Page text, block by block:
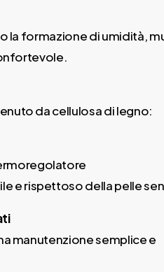
la formazione di umidità,
da cellulosa di legno:
e rispettoso della pelle
manutenzione semplice e